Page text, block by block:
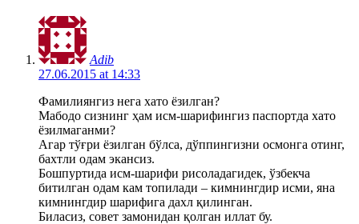
Adib
27.06.2015 at 14:33
Фамилиянгиз нега хато ёзилган?
Мабодо cизнинг ҳам исм-шарифингиз паспортда хато
ёзилмаганми?
Агар тўғри ёзилган бўлса, дўппингизни осмонга отинг,
бахтли одам экансиз.
Бошпуртида исм-шарифи рисоладагидек, ўзбекча
битилган одам кам топилади – кимнингдир исми, яна
кимнингдир шарифига дахл қилинган.
Биласиз, совет замонидан қолган иллат бу.